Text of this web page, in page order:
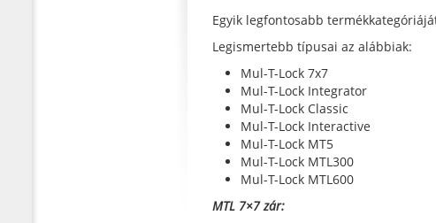
Egyik legfontosabb
Legismertebb típusai az alábbiak:
Mul-T-Lock 7x7
Mul-T-Lock Integrator
Mul-T-Lock Classic
Mul-T-Lock Interactive
Mul-T-Lock MT5
Mul-T-Lock MTL300
Mul-T-Lock MTL600
MTL 7×7 zár: